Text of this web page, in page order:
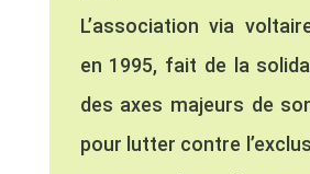
L’association via
en 1995, fait de la
des axes majeurs de
pour lutter contre